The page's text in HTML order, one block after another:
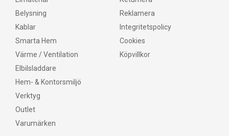
Belysning
Kablar
Smarta Hem
Värme / Ventilation
Elbilsladdare
Hem- & Kontorsmiljö
Verktyg
Outlet
Varumärken
Reklamera
Integritetspolicy
Cookies
Köpvillkor